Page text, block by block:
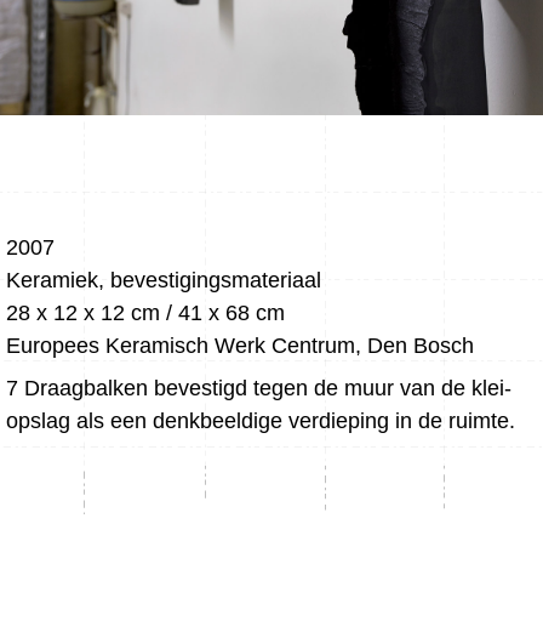
2007
Keramiek, bevestigingsmateriaal
28 x 12 x 12 cm / 41 x 68 cm
Europees Keramisch Werk Centrum, Den Bosch
7 Draagbalken bevestigd tegen de muur van de klei-
opslag als een denkbeeldige verdieping in de ruimte.